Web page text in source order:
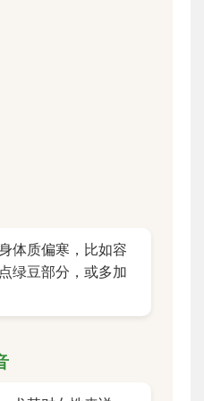
体质偏寒，比如容
绿豆部分，或多加